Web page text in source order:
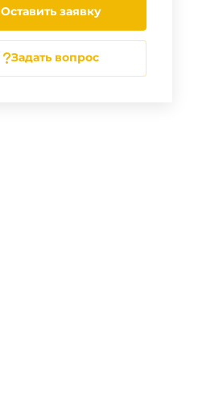
Оставить заявку
Задать вопрос